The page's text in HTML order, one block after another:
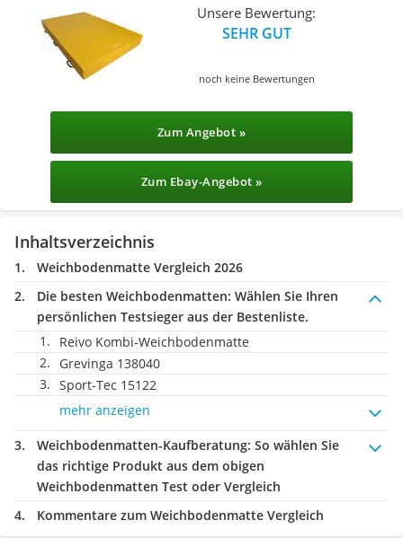
Unsere Bewertung:
SEHR GUT
noch keine Bewertungen
Zum Angebot »
Zum Ebay-Angebot »
Inhaltsverzeichnis
Weichbodenmatte Vergleich 2026
Die besten Weichbodenmatten: Wählen Sie Ihren
persönlichen Testsieger aus der Bestenliste.
Reivo Kombi-Weichbodenmatte
Grevinga 138040
Sport-Tec 15122
mehr anzeigen
Weichbodenmatten-Kaufberatung: So wählen Sie
das richtige Produkt aus dem obigen
Weichbodenmatten Test oder Vergleich
Kommentare zum Weichbodenmatte Vergleich